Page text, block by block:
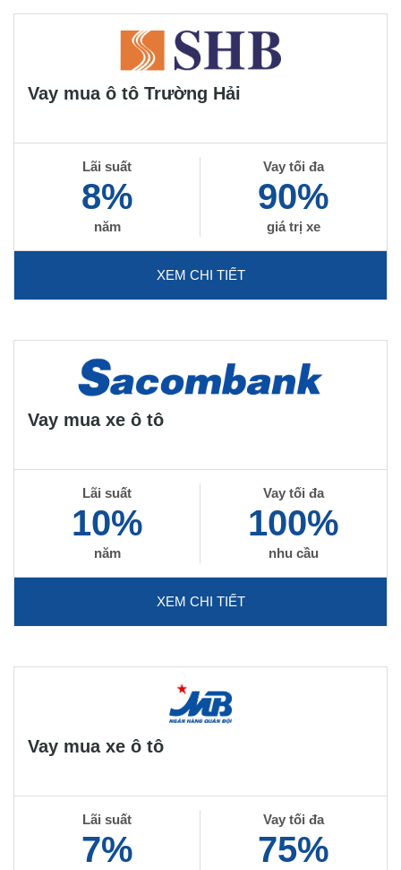
Vay mua ô tô Trường Hải
Lãi suất
8%
năm
Vay tối đa
90%
giá trị xe
XEM CHI TIẾT
Vay mua xe ô tô
Lãi suất
10%
năm
Vay tối đa
100%
nhu cầu
XEM CHI TIẾT
Vay mua xe ô tô
Lãi suất
7%
Vay tối đa
75%